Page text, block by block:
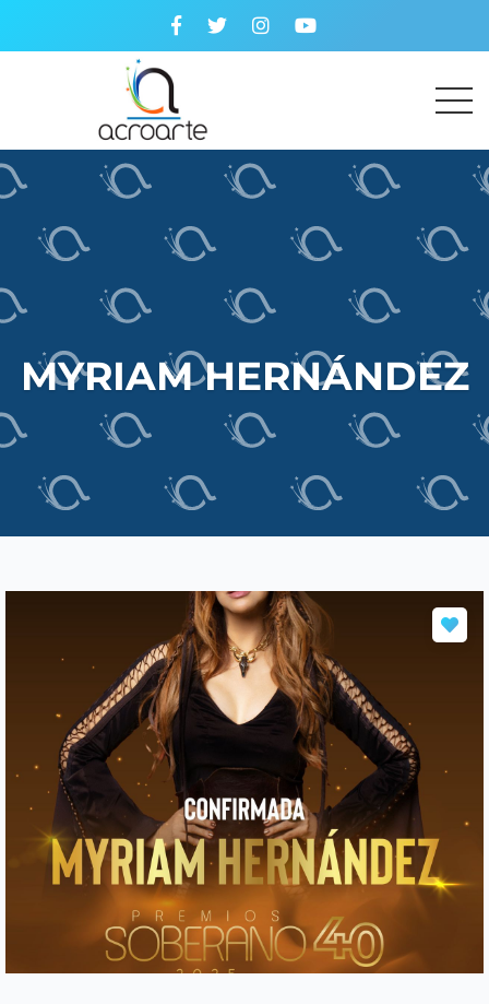
MYRIAM HERNÁNDEZ